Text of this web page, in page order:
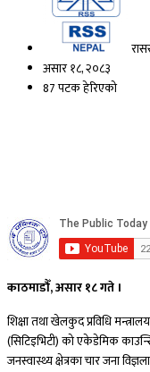
असार १८, २०८३
87 पटक हेरिएको
काठमाडौँ, असार १८ गते ।
शिक्षा तथा खेलकुद प्रविधि
(सिटिइभिटी) को एकेडेमिक
जनस्वास्थ्य क्षेत्रका चार जना